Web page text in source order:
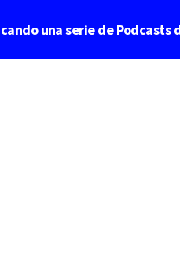
una serie de